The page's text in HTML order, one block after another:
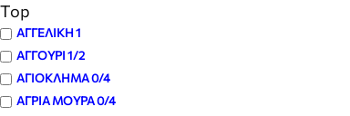
Top
ΑΓΓΕΛΙΚΗ1
ΑΓΓΟΥΡΙ1/2
ΑΓΙΟΚΛΗΜΑ0/4
ΑΓΡΙΑ ΜΟΥΡΑ0/4